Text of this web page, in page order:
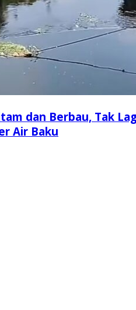
dan Berbau, Tak
Air Baku